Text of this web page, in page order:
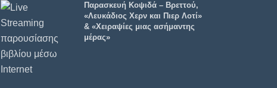
Παρασκευή Κοψιδά – Βρεττού,
«Λευκάδιος Χερν και Πιερ Λοτί»
& «Χειραψίες μιας ασήμαντης
μέρας»